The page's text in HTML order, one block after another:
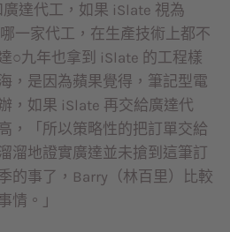
達代工，如果 iSlate 視為
一家代工，在生產技術上都不
○九年也拿到 iSlate 的工程樣
，是因為蘋果覺得，筆記型電
，如果 iSlate 再交給廣達代
，「所以策略性的把訂單交給
溜地證實廣達並未搶到這筆訂
的事了，Barry（林百里）比較
情。」